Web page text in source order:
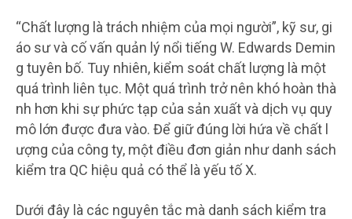
“Chất lượng là trách nhiệm của mọi người”, kỹ sư, gi
áo sư và cố vấn quản lý nổi tiếng W. Edwards Demin
g tuyên bố. Tuy nhiên, kiểm soát chất lượng là một
quá trình liên tục. Một quá trình trở nên khó hoàn thà
nh hơn khi sự phức tạp của sản xuất và dịch vụ quy
mô lớn được đưa vào. Để giữ đúng lời hứa về chất l
ượng của công ty, một điều đơn giản như danh sách
kiểm tra QC hiệu quả có thể là yếu tố X.
Dưới đây là các nguyên tắc mà danh sách kiểm tra